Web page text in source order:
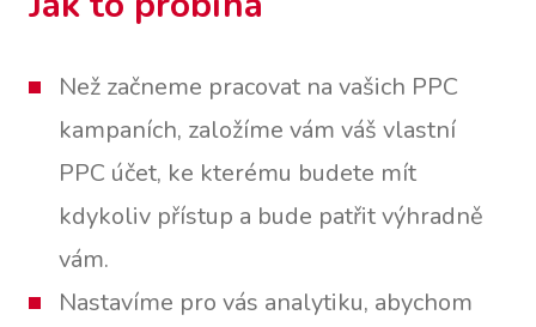
Než začneme pracovat na vašich PPC
kampaních, založíme vám váš vlastní
PPC účet, ke kterému budete mít
kdykoliv přístup a bude patřit výhradně
vám.
Nastavíme pro vás analytiku, abychom